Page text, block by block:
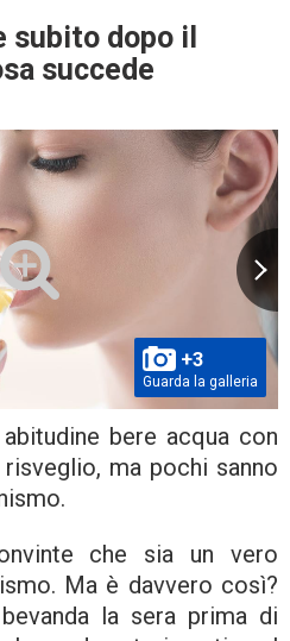
subito dopo il
succede
+3
Guarda la galleria
bere acqua con
ma pochi sanno
che sia un vero
Ma è davvero così?
la sera prima di